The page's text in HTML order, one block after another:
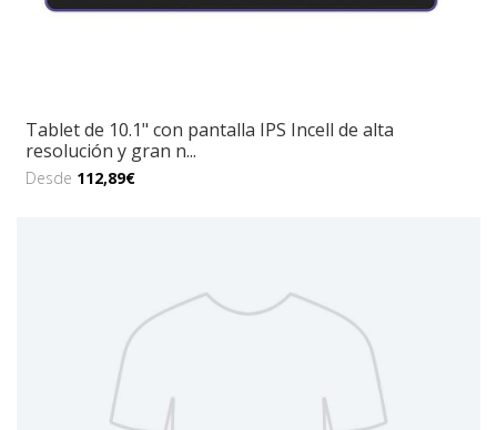
Tablet de 10.1" con pantalla IPS Incell de alta
resolución y gran n...
Desde 112,89€